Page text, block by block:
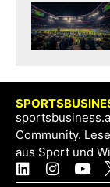
Community.
aus Sport und